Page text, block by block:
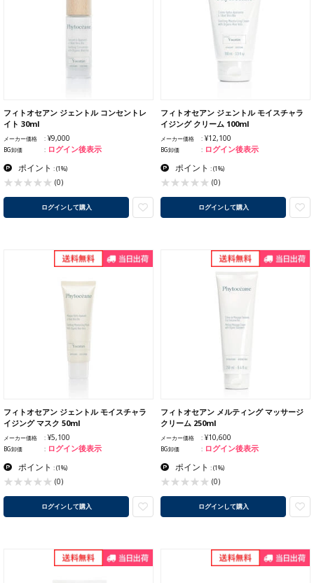
フィトオセアン ジェントル コンセントレ
イト 30ml
メーカー価格 ¥9,000
BG卸価 ログイン後表示
ポイント :(1%)
(0)
ログインして購入
フィトオセアン ジェントル モイスチャラ
イジング クリーム 100ml
メーカー価格 ¥12,100
BG卸価 ログイン後表示
ポイント :(1%)
(0)
ログインして購入
フィトオセアン ジェントル モイスチャラ
イジング マスク 50ml
メーカー価格 ¥5,100
BG卸価 ログイン後表示
ポイント :(1%)
(0)
ログインして購入
フィトオセアン メルティング マッサージ
クリーム 250ml
メーカー価格 ¥10,600
BG卸価 ログイン後表示
ポイント :(1%)
(0)
ログインして購入